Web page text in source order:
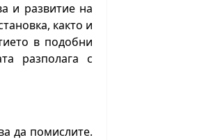
и развитие на
както и
в подобни
разполага с
да помислите.